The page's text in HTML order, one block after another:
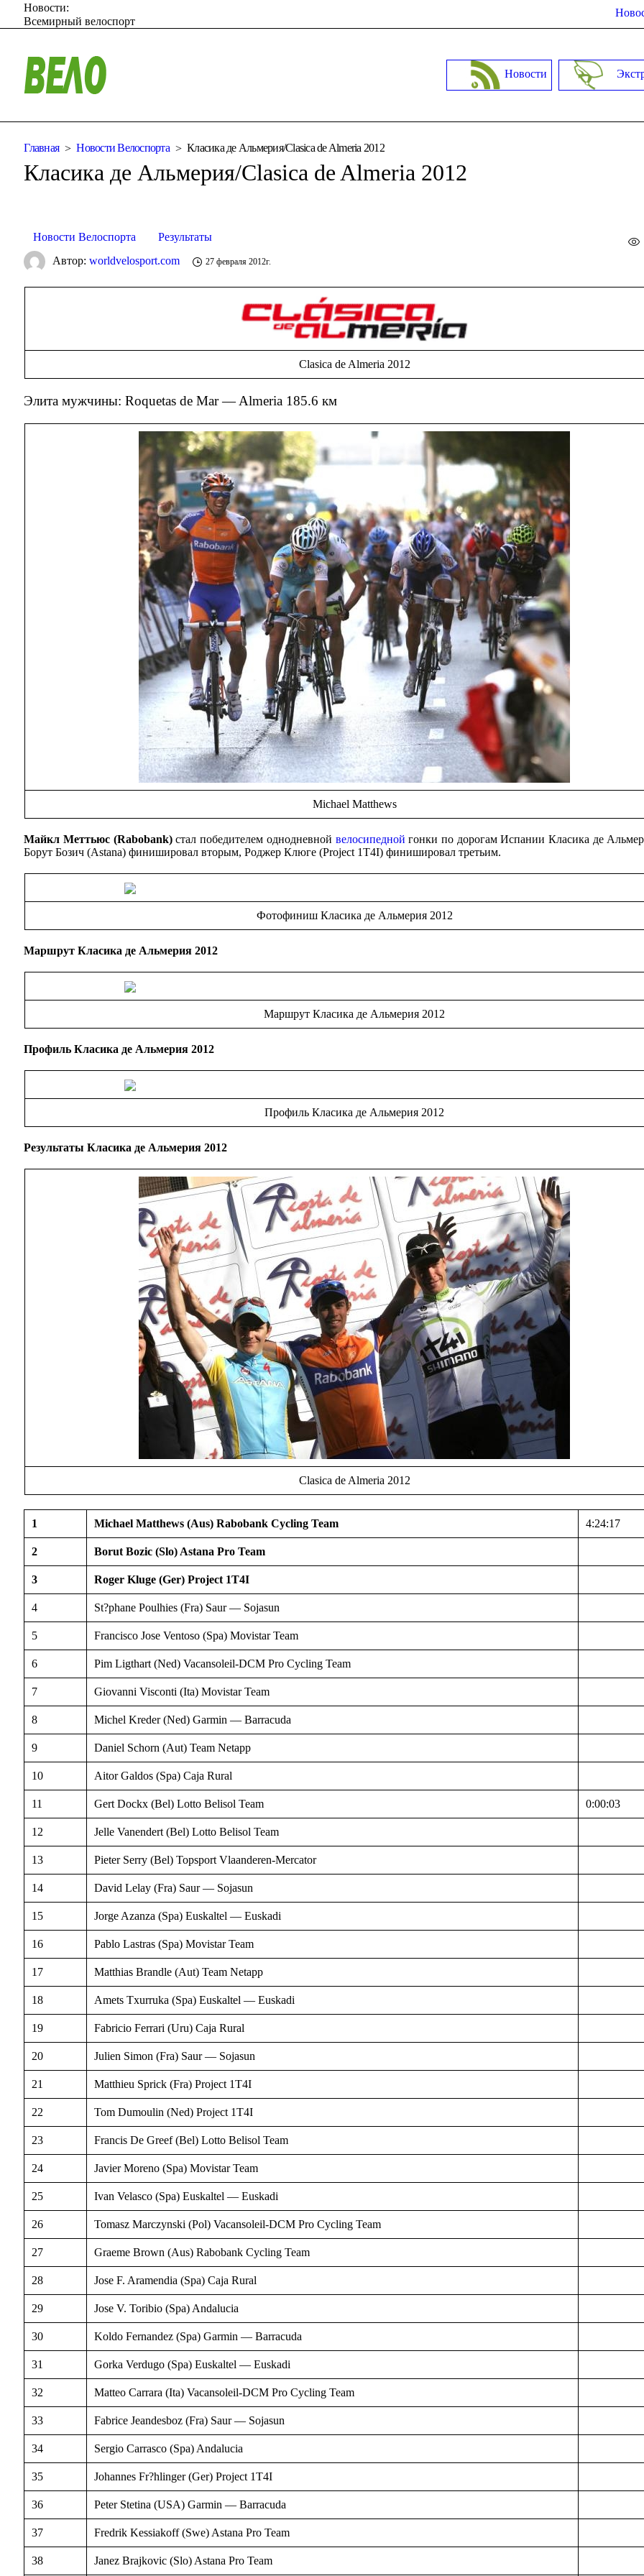
Новости:
Всемирный велоспорт
Новости
Главная Новости Велоспорта Класика де Альмерия/Clasica de Almeria 2012
Класика де Альмерия/Clasica de Almeria 2012
Новости Велоспорта Результаты
Автор:worldvelosport.com 27 февраля 2012г.
Clasica de Almeria 2012
Элита мужчины: Roquetas de Mar — Almeria 185.6 км
Michael Matthews
Майкл Меттьюс (Rabobank)стал победителем однодневной велосипедной гонки по дорогам Испании Класика де
Борут Бозич (Astana) финишировал вторым, Роджер Клюге (Project 1T4I) финишировал третьим.
Фотофиниш Класика де Альмерия 2012
МаршрутКласика де Альмерия 2012
Маршрут Класика де Альмерия 2012
ПрофильКласика де Альмерия 2012
Профиль Класика де Альмерия 2012
Результаты Класика де Альмерия 2012
Clasica de Almeria 2012
1 Michael Matthews (Aus) Rabobank Cycling Team 4:24:17
2 Borut Bozic (Slo) Astana Pro Team
3 Roger Kluge (Ger) Project 1T4I
4 St?phane Poulhies (Fra) Saur — Sojasun
5 Francisco Jose Ventoso (Spa) Movistar Team
6 Pim Ligthart (Ned) Vacansoleil-DCM Pro Cycling Team
7 Giovanni Visconti (Ita) Movistar Team
8 Michel Kreder (Ned) Garmin — Barracuda
9 Daniel Schorn (Aut) Team Netapp
10 Aitor Galdos (Spa) Caja Rural
11 Gert Dockx (Bel) Lotto Belisol Team 0:00:03
12 Jelle Vanendert (Bel) Lotto Belisol Team
13 Pieter Serry (Bel) Topsport Vlaanderen-Mercator
14 David Lelay (Fra) Saur — Sojasun
15 Jorge Azanza (Spa) Euskaltel — Euskadi
16 Pablo Lastras (Spa) Movistar Team
17 Matthias Brandle (Aut) Team Netapp
18 Amets Txurruka (Spa) Euskaltel — Euskadi
19 Fabricio Ferrari (Uru) Caja Rural
20 Julien Simon (Fra) Saur — Sojasun
21 Matthieu Sprick (Fra) Project 1T4I
22 Tom Dumoulin (Ned) Project 1T4I
23 Francis De Greef (Bel) Lotto Belisol Team
24 Javier Moreno (Spa) Movistar Team
25 Ivan Velasco (Spa) Euskaltel — Euskadi
26 Tomasz Marczynski (Pol) Vacansoleil-DCM Pro Cycling Team
27 Graeme Brown (Aus) Rabobank Cycling Team
28 Jose F. Aramendia (Spa) Caja Rural
29 Jose V. Toribio (Spa) Andalucia
30 Koldo Fernandez (Spa) Garmin — Barracuda
31 Gorka Verdugo (Spa) Euskaltel — Euskadi
32 Matteo Carrara (Ita) Vacansoleil-DCM Pro Cycling Team
33 Fabrice Jeandesboz (Fra) Saur — Sojasun
34 Sergio Carrasco (Spa) Andalucia
35 Johannes Fr?hlinger (Ger) Project 1T4I
36 Peter Stetina (USA) Garmin — Barracuda
37 Fredrik Kessiakoff (Swe) Astana Pro Team
38 Janez Brajkovic (Slo) Astana Pro Team